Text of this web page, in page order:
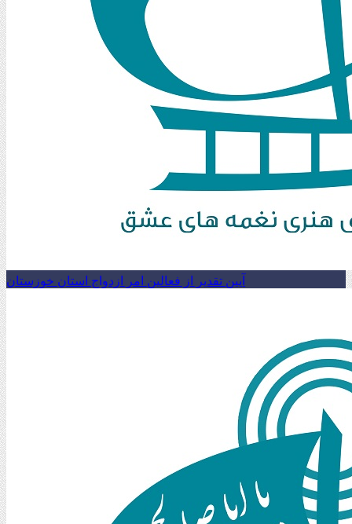
آیین تقدیر از فعالین امر ازدواج استان خوزستان